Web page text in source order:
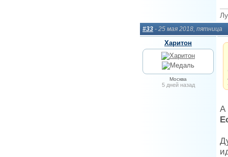
#33 - 25 мая 2018, пятница
Харитон
Москва
5 дней назад
А